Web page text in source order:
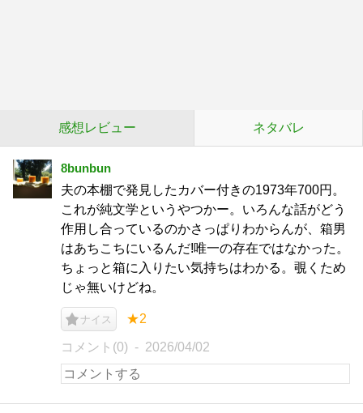
感想レビュー ネタバレ
8bunbun
夫の本棚で発見したカバー付きの1973年700円。
これが純文学というやつかー。いろんな話がどう
作用し合っているのかさっぱりわからんが、箱男
はあちこちにいるんだ!唯一の存在ではなかった。
ちょっと箱に入りたい気持ちはわかる。覗くため
じゃ無いけどね。
ナイス ★2
コメント(0) 2026/04/02